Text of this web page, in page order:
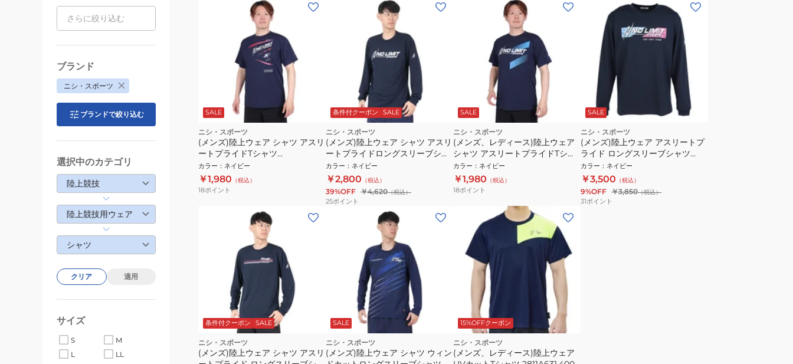
SALE
ニシ・スポーツ
(メンズ)陸上ウェア シャツ アスリ
ートプライドTシャツ
2811A471.400
カラー ： ネイビー
￥1,980 （税込）
18ポイント
条件付クーポン SALE
ニシ・スポーツ
(メンズ)陸上ウェア シャツ アスリ
ートプライドロングスリーブシャ
ツ 2811A569.400
カラー ： ネイビー
￥2,800 （税込）
39%OFF ￥4,620（税込）
25ポイント
SALE
ニシ・スポーツ
(メンズ、レディース)陸上ウェア
シャツ アスリートプライドTシャ
ツ 2811A374.400 速乾
カラー ： ネイビー
￥1,980 （税込）
18ポイント
SALE
ニシ・スポーツ
(メンズ)陸上ウェア アスリートプ
ライド ロングスリーブシャツ
2811A617.400
カラー ： ネイビー
￥3,500 （税込）
9%OFF ￥3,850（税込）
31ポイント
条件付クーポン SALE
ニシ・スポーツ
(メンズ)陸上ウェア シャツ アスリ
SALE
ニシ・スポーツ
(メンズ)陸上ウェア シャツ ウィン
15%OFFクーポン
ニシ・スポーツ
(メンズ、レディース)陸上ウェア
ブランド
ニシ・スポーツ
ブランドで絞り込む
選択中のカテゴリ
陸上競技
陸上競技用ウェア
シャツ
クリア 適用
サイズ
S
M
L
LL